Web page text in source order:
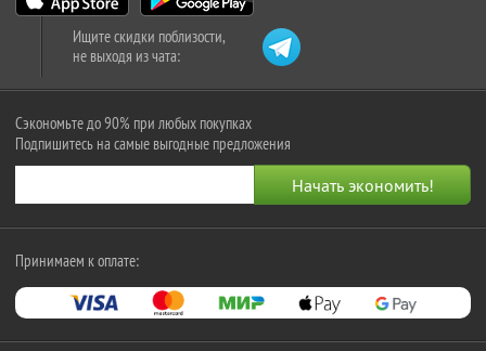
Ищите скидки поблизости,
не выходя из чата:
Сэкономьте до 90% при любых покупках
Подпишитесь на самые выгодные предложения
Принимаем к оплате: